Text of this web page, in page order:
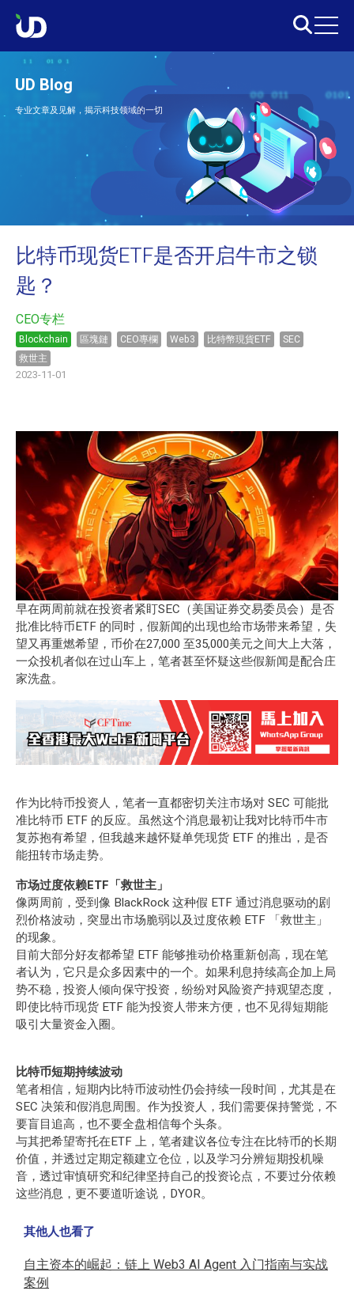
UD Blog
专业文章及见解，揭示科技领域的一切
比特币现货ETF是否开启牛市之锁
匙？
CEO专栏
Blockchain 區塊鏈 CEO專欄 Web3 比特幣現貨ETF
SEC
救世主
2023-11-01
早在两周前就在投资者紧盯SEC（美国证券交易委员会）是否
批准比特币ETF 的同时，假新闻的出现也给市场带来希望，失
望又再重燃希望，币价在27,000 至35,000美元之间大上大落，
一众投机者似在过山车上，笔者甚至怀疑这些假新闻是配合庄
家洗盘。
作为比特币投资人，笔者一直都密切关注市场对 SEC 可能批
准比特币 ETF 的反应。虽然这个消息最初让我对比特币牛市
复苏抱有希望，但我越来越怀疑单凭现货 ETF 的推出，是否
能扭转市场走势。
市场过度依赖ETF「救世主」
像两周前，受到像 BlackRock 这种假 ETF 通过消息驱动的剧
烈价格波动，突显出市场脆弱以及过度依赖 ETF 「救世主」
的现象。
目前大部分好友都希望 ETF 能够推动价格重新创高，现在笔
者认为，它只是众多因素中的一个。如果利息持续高企加上局
势不稳，投资人倾向保守投资，纷纷对风险资产持观望态度，
即使比特币现货 ETF 能为投资人带来方便，也不见得短期能
吸引大量资金入圈。
比特币短期持续波动
笔者相信，短期内比特币波动性仍会持续一段时间，尤其是在
SEC 决策和假消息周围。作为投资人，我们需要保持警觉，不
要盲目追高，也不要全盘相信每个头条。
与其把希望寄托在ETF 上，笔者建议各位专注在比特币的长期
价值，并透过定期定额建立仓位，以及学习分辨短期投机噪
音，透过审慎研究和纪律坚持自己的投资论点，不要过分依赖
这些消息，更不要道听途说，DYOR。
其他人也看了
自主资本的崛起：链上 Web3 AI Agent 入门指南与实战
案例